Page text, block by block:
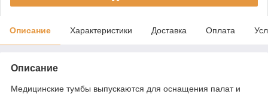
Описание Характеристики Доставка Оплата
Описание
Медицинские тумбы выпускаются для оснащения палат и